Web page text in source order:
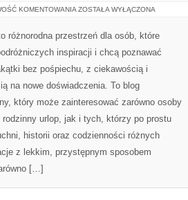
KOMENTOWANIA ROSJA
ZOSTAŁA WYŁĄCZONA
różnorodna przestrzeń dla osób, które
inspiracji i chcą poznawać
bez pośpiechu, z ciekawością i
na nowe doświadczenia. To blog
który może zainteresować zarówno osoby
rodzinny urlop, jak i tych, którzy po prostu
historii oraz codzienności różnych
z lekkim, przystępnym sposobem
[…]